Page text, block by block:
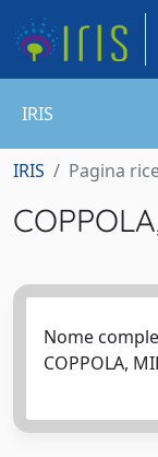
IRIS
IRIS Pagina
Nome
COPPOLA,